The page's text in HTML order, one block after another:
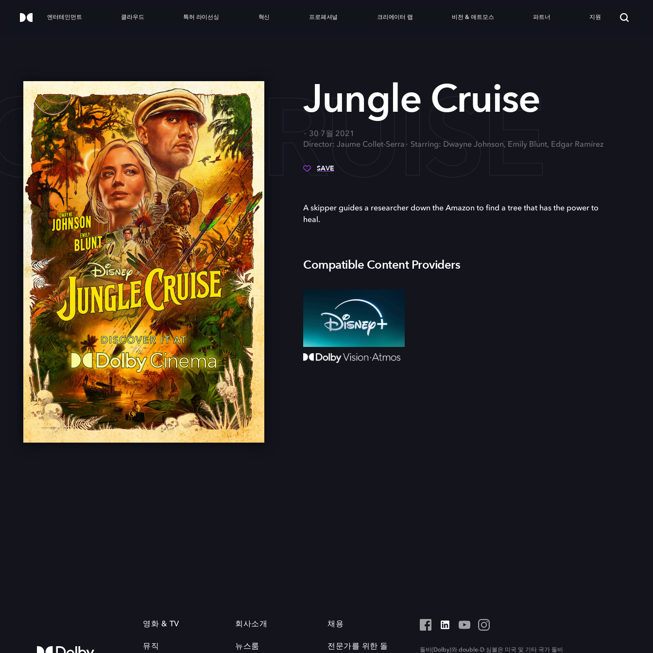
엔터테인먼트 클라우드 특허 라이선싱 혁신 프로페셔널 크리에이터 랩 비전 & 애트모스 파트너 지원
CRUISE
Jungle Cruise
30 7월 2021
Director: Jaume Collet-Serra
Starring: Dwayne Johnson, Emily Blunt, Edgar Ramírez
SAVE
A skipper guides a researcher down the Amazon to find a tree that has the power to
heal.
Compatible Content Providers
영화 & TV
뮤직
회사소개
뉴스룸
채용
전문가를 위한 돌 돌비(Dolby)와 double-D 심볼은 미국 및 기타 국가 돌비